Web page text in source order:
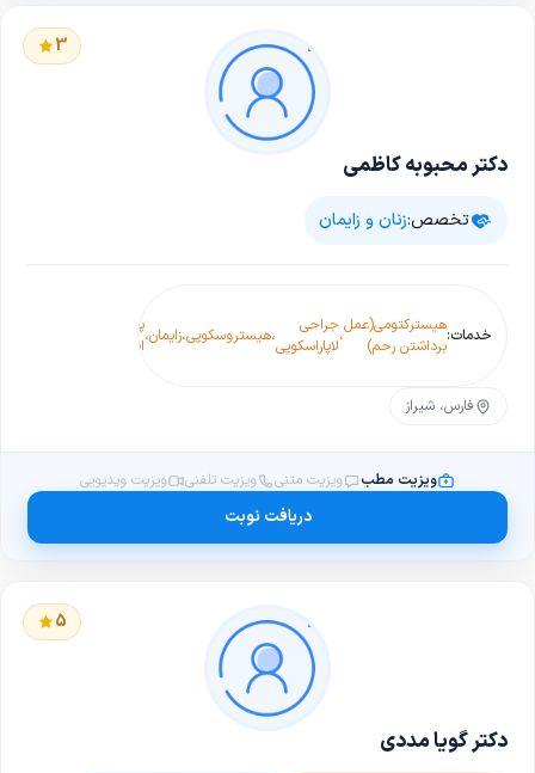
3
دکتر محبوبه کاظمی
تخصص:زنان و زایمان
خدمات:هیسترکتومی(عمل
برداشتن رحم)
،جراحی
لاپاراسکوپی،هیستروسکوپی،زایمان،پاپ
اسمیر
فارس، شیراز
ویزیت مطب ویزیت متنی ویزیت تلفنی ویزیت ویدیویی
دریافت نوبت
5
دکتر گویا مددی